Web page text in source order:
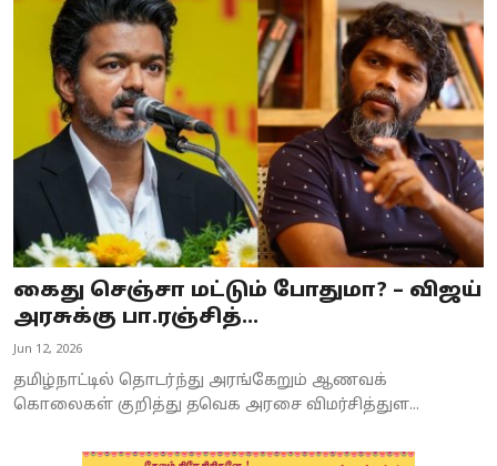
கைது செஞ்சா மட்டும் போதுமா? – விஜய்
அரசுக்கு பா.ரஞ்சித்...
Jun 12, 2026
தமிழ்நாட்டில் தொடர்ந்து அரங்கேறும் ஆணவக்
கொலைகள் குறித்து தவெக அரசை விமர்சித்துள...